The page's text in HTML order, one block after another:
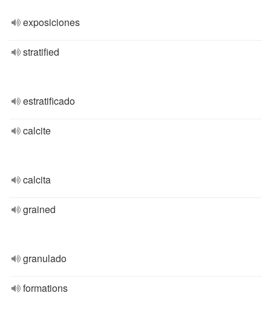
exposiciones
stratified
estratificado
calcite
calcita
grained
granulado
formations